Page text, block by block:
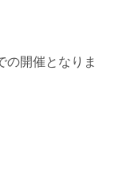
の開催となりま